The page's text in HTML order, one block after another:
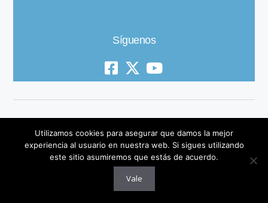
Síguenos
© 2019 All Rights Reserved
Utilizamos cookies para asegurar que damos la mejor
experiencia al usuario en nuestra web. Si sigues utilizando
este sitio asumiremos que estás de acuerdo.
Vale